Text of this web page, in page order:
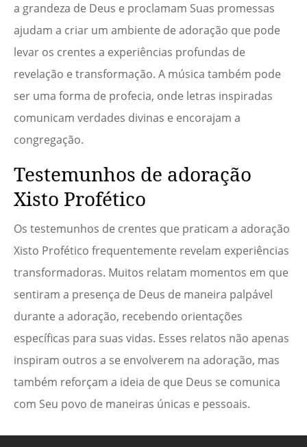
a grandeza de Deus e proclamam Suas promessas
ajudam a criar um ambiente de adoração que pode
levar os crentes a experiências profundas de
revelação e transformação. A música também pode
ser uma forma de profecia, onde letras inspiradas
comunicam verdades divinas e encorajam a
congregação.
Testemunhos de adoração
Xisto Profético
Os testemunhos de crentes que praticam a adoração
Xisto Profético frequentemente revelam experiências
transformadoras. Muitos relatam momentos em que
sentiram a presença de Deus de maneira palpável
durante a adoração, recebendo orientações
específicas para suas vidas. Esses relatos não apenas
inspiram outros a se envolverem na adoração, mas
também reforçam a ideia de que Deus se comunica
com Seu povo de maneiras únicas e pessoais.